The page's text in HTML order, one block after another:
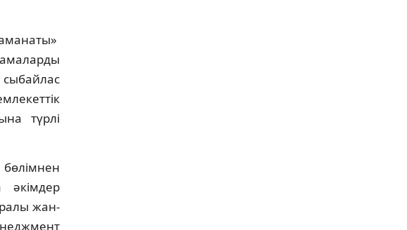
түрлі
әкімдер
жан-